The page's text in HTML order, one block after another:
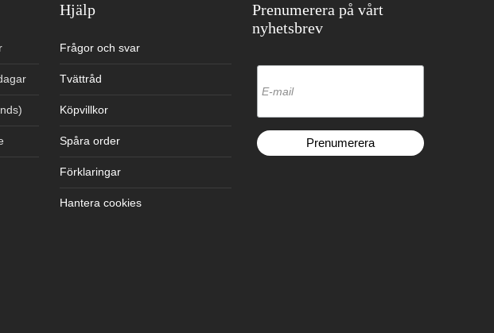
Hjälp
Frågor och svar
Tvättråd
Köpvillkor
Spåra order
Förklaringar
Hantera cookies
Prenumerera på vårt
nyhetsbrev